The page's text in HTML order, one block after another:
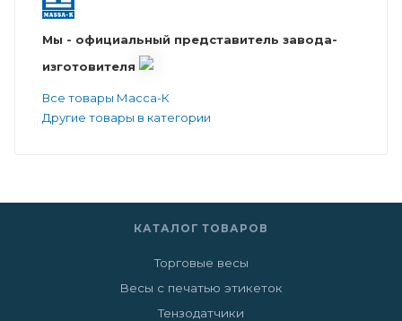
Мы - официальный представитель завода-
изготовителя
Все товары Масса-К
Другие товары в категории
КАТАЛОГ ТОВАРОВ
Торговые весы
Весы с печатью этикеток
Тензодатчики